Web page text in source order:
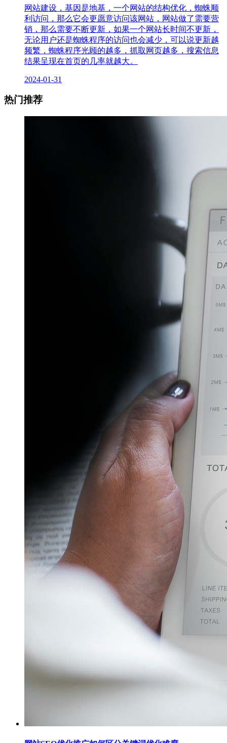
网站建设，基因是地基，一个网站的结构优化，蜘蛛顺
利访问，那么它会更愿意访问该网站，网站做了需要营
销，那么需要不断更新，如果一个网站长时间不更新，
无论用户还是蜘蛛程序的访问也会减少，可以说更新越
频繁，蜘蛛程序光顾的越多，抓取网页越多，搜索信息
结果呈现在首页的几率就越大。
2024-01-31
热门推荐